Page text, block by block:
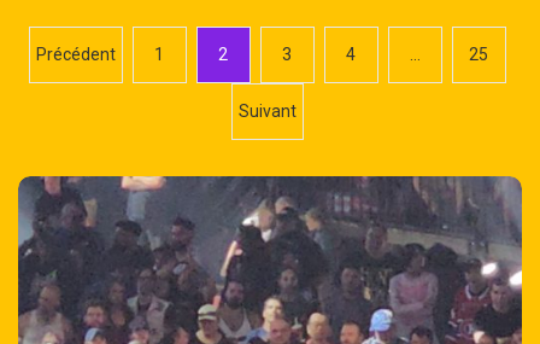
a
n
a
Précédent 1 2 3 4 25
Suivant